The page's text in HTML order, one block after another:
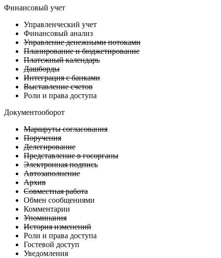
Финансовый учет
Управленческий учет
Финансовый анализ
Управление денежными потоками
Планирование и бюджетирование
Платежный календарь
Дашборды
Интеграция с банками
Выставление счетов
Роли и права доступа
Документооборот
Маршруты согласования
Поручения
Делегирование
Представление в госорганы
Электронная подпись
Автозаполнение
Архив
Совместная работа
Обмен сообщениями
Комментарии
Упоминания
История изменений
Роли и права доступа
Гостевой доступ
Уведомления